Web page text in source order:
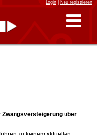
Login| Neu registrieren
Zwangsversteigerung über